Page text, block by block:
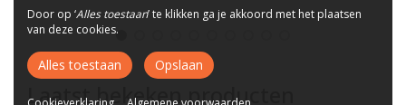
Laatst bekeken producten
Door op ‘Alles toestaan’ te klikken ga je akkoord met het plaatsen
van deze cookies.
Alles toestaan Opslaan